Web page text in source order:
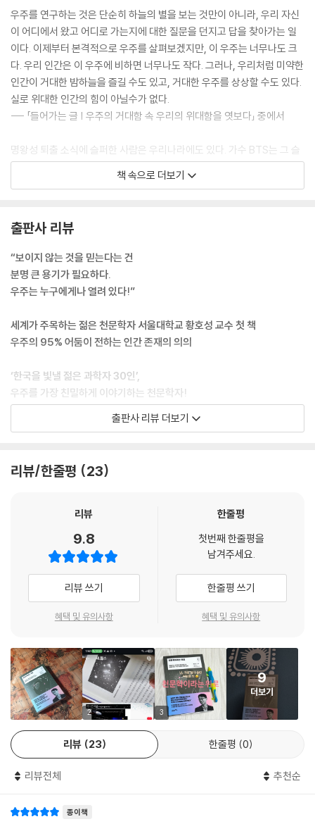
우주를 연구하는 것은 단순히 하늘의 별을 보는 것만이 아니라, 우리 자신
이 어디에서 왔고 어디로 가는지에 대한 질문을 던지고 답을 찾아가는 일
이다. 이제부터 본격적으로 우주를 살펴보겠지만, 이 우주는 너무나도 크
다. 우리 인간은 이 우주에 비하면 너무나도 작다. 그러나, 우리처럼 미약한
인간이 거대한 밤하늘을 즐길 수도 있고, 거대한 우주를 상상할 수도 있다.
실로 위대한 인간의 힘이 아닐수가 없다.
--- 「들어가는 글 | 우주의 거대함 속 우리의 위대함을 엿보다」 중에서
명왕성 퇴출 소식에 슬퍼한 사람은 우리나라에도 있다. 가수 BTS는 그 슬
픈 사연에 노래까지 만들어 불렀다. 노래 제목이 ‘134340’으로, 이것은 명
왕성이 왜소행성으로 바뀌면서 새로 얻은 이름이다. “왜 날 내쫓았는지 어
스란히 느껴진다.
--- 「우주 속 나의 주소를 찾아서」 중에서
우리은하 원반에 수직으로 위쪽과 아래쪽으로 감마선 거품과 감마선 제트
내뿜는 고에너지 입자들에 의해서 생기는 것으로 추정되며, 감마선 거품은
아마도 이런 제트의 결과로 뜨거운 가스가 거품 같은 형태로 남은 것으로
아니라 이렇게 제트라고 하는 것처럼 중심으로 끌려오는 물질의 일부를 끊
임없이 밖으로 내보내고 있다. 우리가 밥을 무한정 빨리 먹을 수 없고, 필요
하면 도중에 트림을 해야 하는 것과 비슷한 경우라고 생각하면 되겠다.
--- 「어떻게 우리가 사는 은하의 모양을 알았을까?」 중에서
따라서 암흑물질과 암흑에너지는 다른 방식으로 파악해야 하는데, 우리는
--- 「바람처럼, 형체 없이 존재하는 암흑 물질」 중에서
우주는 138억 년 전, 빅뱅을 통해 무한한 크기로 생겨나 영원히 팽창하게
된다. 여기서 주의해야 할 것은 우주의 어느 한 점에서 빅뱅이 생겨난 것이
아닌, 빅뱅에서 우주의 시공간 자체가 생겨났다는 것이다. 말장난처럼 들
릴지도 모르지만, 이것은 아주 중요한 차이다. 즉, 빅뱅으로부터 우주의 시
주의 크기가 무한한지 유한한지를 질문한다면, 안심하고 무한하다고 말하
면 된다.
--- 「마침내 무대로 등장한 암흑에너지」 중에서
별을 관측하는 것은 아주 괜찮은 취미다. 더 많은 사람이 밤하늘을 즐기는
다양한 방법을 연구하고 실천하길 바란다. 그런 일상을 보낸다면 어느 누
구의 삶일지라도 별처럼 반짝반짝 찬란해지지 않을까.
(…)
인 인간이 거대한 밤하늘을 즐길 수도 있고, 거대한 우주를 상상할 수도 있
책 속으로 더보기
출판사 리뷰
“보이지 않는 것을 믿는다는 건
분명 큰 용기가 필요하다.
우주는 누구에게나 열려 있다!”
세계가 주목하는 젊은 천문학자 서울대학교 황호성 교수 첫 책
우주의 95% 어둠이 전하는 인간 존재의 의의
‘한국을 빛낼 젊은 과학자 30인’,
우주를 가장 친밀하게 이야기하는 천문학자!
우주의 어둠 속에서 인간 존재의 의의를 발견하다
우리는 얼마나 우주를 알고 있을까? 밤하늘의 별들을 바라보며 우주의 광
루어져 있다. 이 어둠의 정체는 무엇일까? 그리고 이 어둠은 우리에게 무엇
‘한국을 빛낼 젊은 과학자 30인’ 선정, 우주를 가장 친밀하게 이야기하는
어둠이 전하는 철학적 메시지를 전한다. 저자는 말한다. “보이지 않는 것을
믿는다는 것은 분명 큰 용기가 필요하다. 하지만 우주를 탐구하는 것은 애
초에 끝이 보이지 않는 긴 여정이다. 어쩌면 평생을 걸쳐도 답에 다다를 수
없을지 모른다. 그러나 그 여정을 함께한다는 것, 그 자체가 소중한 경험이
다.” 그리고 천문학이 단순히 하늘의 별을 보는 것이 아니라 우리 자신의
“낯선 곳으로 떠나는 여행은 두렵기도 하고, 설레기도 한다. 천문학 연구도
그렇다. 미지의 영역을 탐구하는 일은 항상 두려움과 설렘이 함께한다.”라
고 말하는 천문학자 황호성 교수는 암흑물질과 암흑에너지 연구를 통해 우
주의 근원적 질문과 그 속에 인간 존재의 의의에 대해 답하고자 한다.
우주 진화의 비밀을 가장 흥미롭게 풀어내는
서울대 최고의 천문학 강의를 담았다
는 법’에서는 우주 속 인간의 위치와 우주의 크기를 탐구한다. 2부 ‘암흑물
암흑물질의 증거와 연구 방법을 다룬다. 3부 ‘암흑에너지, 우주의 거대한
출판사 리뷰 더보기
리뷰/한줄평 23
리뷰
9.8
리뷰 쓰기
혜택 및 유의사항
한줄평
첫번째 한줄평을
남겨주세요.
한줄평 쓰기
혜택 및 유의사항
2 3
9
더보기
리뷰 23 한줄평 0
리뷰전체 추천순
종이책